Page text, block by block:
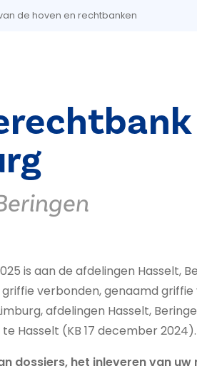
de hoven en rechtbanken
is aan de afdelingen Hasselt,
verbonden, genaamd griffie
afdelingen Hasselt,
Hasselt (KB 17 december 2024).
dossiers, het inleveren van uw